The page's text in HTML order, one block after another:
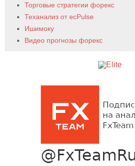
Торговые стратегии форекс
Теханализ от ecPulse
Ишимоку
Видео прогнозы форекс